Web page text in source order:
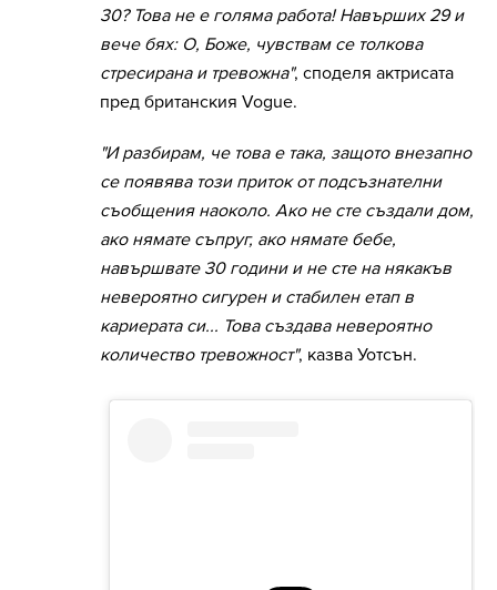
30? Това не е голяма работа! Навърших 29 и
вече бях: О, Боже, чувствам се толкова
стресирана и тревожна", споделя актрисата
пред британския Vogue.
"И разбирам, че това е така, защото внезапно
се появява този приток от подсъзнателни
съобщения наоколо. Ако не сте създали дом,
ако нямате съпруг, ако нямате бебе,
навършвате 30 години и не сте на някакъв
невероятно сигурен и стабилен етап в
кариерата си... Това създава невероятно
количество тревожност", казва Уотсън.